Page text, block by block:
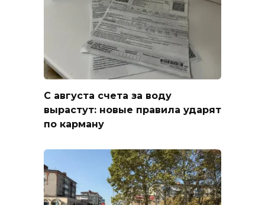
С августа счета за воду
вырастут: новые правила ударят
по карману